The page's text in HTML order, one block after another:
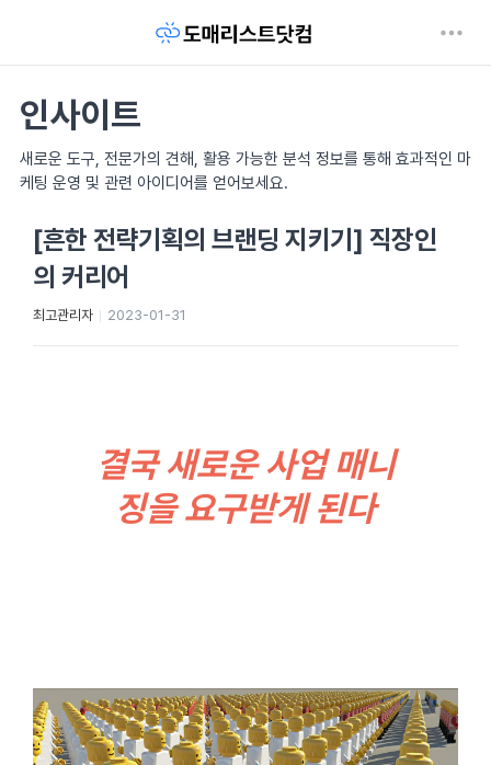
인사이트
새로운 도구, 전문가의 견해, 활용 가능한 분석 정보를 통해 효과적인 마
케팅 운영 및 관련 아이디어를 얻어보세요.
[흔한 전략기획의 브랜딩 지키기] 직장인
의 커리어
최고관리자 2023-01-31
결국 새로운 사업 매니
징을 요구받게 된다